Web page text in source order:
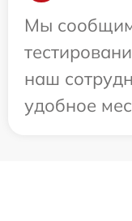
Мы
наш
удобное